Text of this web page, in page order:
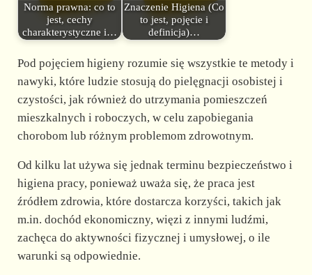
Norma prawna: co to
jest, cechy
charakterystyczne i…
Znaczenie Higiena (Co
to jest, pojęcie i
definicja)…
Pod pojęciem higieny rozumie się wszystkie te metody i
nawyki, które ludzie stosują do pielęgnacji osobistej i
czystości, jak również do utrzymania pomieszczeń
mieszkalnych i roboczych, w celu zapobiegania
chorobom lub różnym problemom zdrowotnym.
Od kilku lat używa się jednak terminu bezpieczeństwo i
higiena pracy, ponieważ uważa się, że praca jest
źródłem zdrowia, które dostarcza korzyści, takich jak
m.in. dochód ekonomiczny, więzi z innymi ludźmi,
zachęca do aktywności fizycznej i umysłowej, o ile
warunki są odpowiednie.